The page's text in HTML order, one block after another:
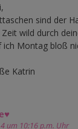
sind der
Zeit wild durch
ich Montag bloß
Katrin
um 10:16 p.m. Uhr